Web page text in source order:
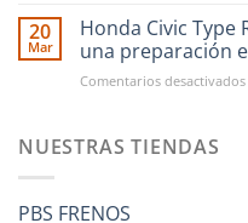
20
Mar
Honda Civic Type
una preparación
Comentarios desactivados
NUESTRAS TIENDAS
PBS FRENOS